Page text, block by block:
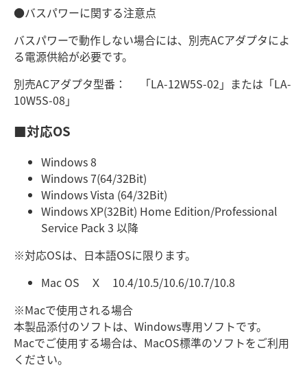
●バスパワーに関する注意点
バスパワーで動作しない場合には、別売ACアダプタによ
る電源供給が必要です。
別売ACアダプタ型番： 「LA-12W5S-02」または「LA-
10W5S-08」
■対応OS
Windows 8
Windows 7(64/32Bit)
Windows Vista (64/32Bit)
Windows XP(32Bit) Home Edition/Professional
Service Pack 3 以降
※対応OSは、日本語OSに限ります。
Mac OS Ｘ 10.4/10.5/10.6/10.7/10.8
※Macで使用される場合
本製品添付のソフトは、Windows専用ソフトです。
Macでご使用する場合は、MacOS標準のソフトをご利用
ください。